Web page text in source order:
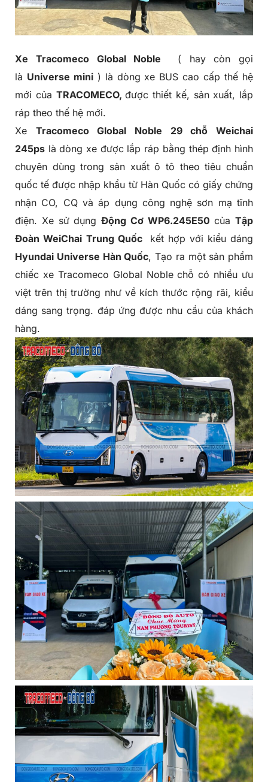
Xe TracomecoGlobal Noble ( hay còn gọi
là Universe mini) là dòng xe BUS cao cấp thế hệ
mới của TRACOMECO,được thiết kế, sản xuất, lắp
ráp theo thế hệ mới.
Xe Tracomeco Global Noble 29 chỗ Weichai
245ps là dòng xe được lắp ráp bằng thép định hình
chuyên dùng trong sản xuất ô tô theo tiêu chuẩn
quốc tế được nhập khẩu từ Hàn Quốc có giấy chứng
nhận CO, CQ và áp dụng công nghệ sơn mạ tĩnh
điện. Xe sử dụng Động Cơ WP6.245E50 của Tập
Đoàn WeiChai Trung Quốckết hợp với kiểu dáng
Hyundai Universe Hàn Quốc, Tạo ra một sản phẩm
chiếc xe Tracomeco Global Noblechỗ có nhiều ưu
việt trên thị trường như về kích thước rộng rãi, kiểu
dáng sang trọng. đáp ứng được nhu cầu của khách
hàng.